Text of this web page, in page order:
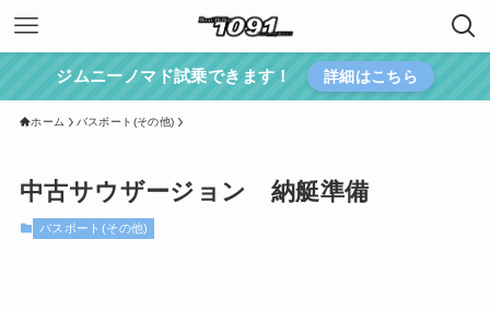
ジムニーノマド試乗できます！ 詳細はこちら
ホーム バスボート(その他)
中古サウザージョン 納艇準備
バスボート(その他)